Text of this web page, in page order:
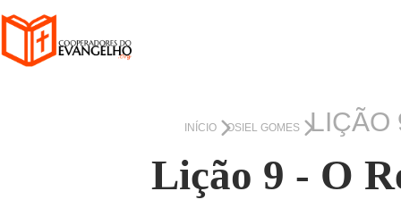
INÍCIO OSIEL GOMES LIÇÃO
Lição 9 - O